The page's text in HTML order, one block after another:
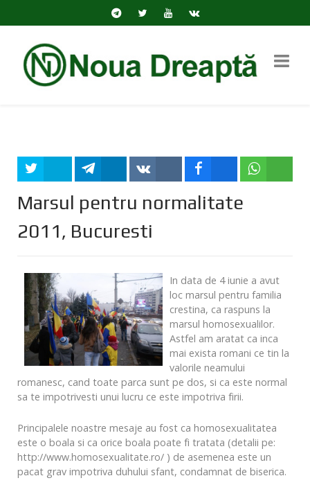
Marsul pentru normalitate
2011, Bucuresti
In data de 4 iunie a avut
loc marsul pentru familia
crestina, ca raspuns la
marsul homosexualilor.
Astfel am aratat ca inca
mai exista romani ce tin la
valorile neamului
romanesc, cand toate parca sunt pe dos, si ca este normal
sa te impotrivesti unui lucru ce este impotriva firii.
Principalele noastre mesaje au fost ca homosexualitatea
este o boala si ca orice boala poate fi tratata (detalii pe:
http://www.homosexualitate.ro/ ) de asemenea este un
pacat grav impotriva duhului sfant, condamnat de biserica.